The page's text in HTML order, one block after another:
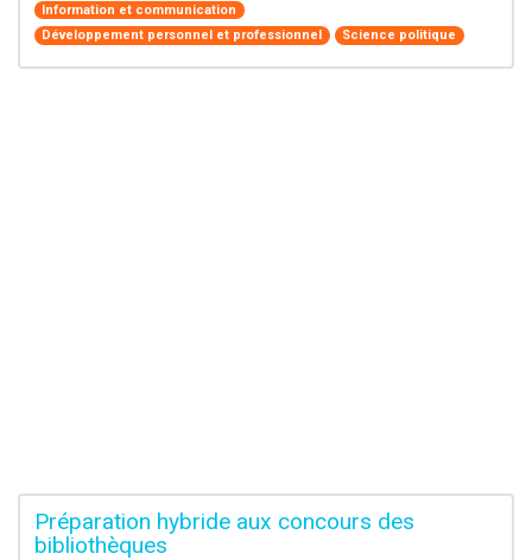
Information et communication
Développement personnel et professionnel
Science politique
Préparation hybride aux concours des
bibliothèques